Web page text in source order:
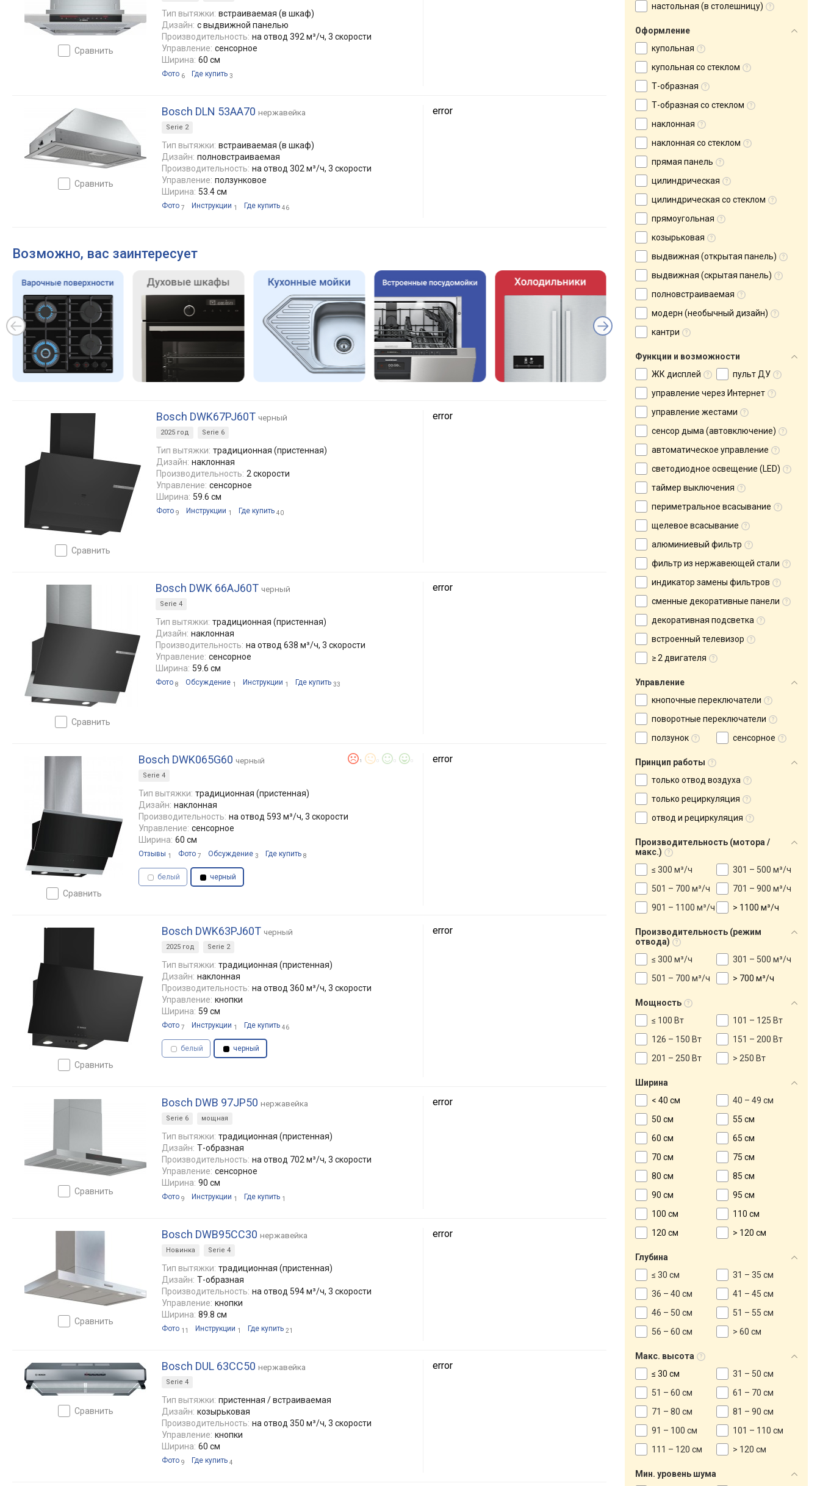
сравнить
Тип вытяжки: встраиваемая (в шкаф)
Дизайн: с выдвижной панелью
Производительность: на отвод 392 м³/ч, 3 скорости
Управление: сенсорное
Ширина: 60 см
Фото 6 Где купить 3
сравнить
Bosch DLN 53AA70 нержавейка
Serie 2
Тип вытяжки: встраиваемая (в шкаф)
Дизайн: полновстраиваемая
Производительность: на отвод 302 м³/ч, 3 скорости
Управление: ползунковое
Ширина: 53.4 см
Фото 7 Инструкции 1 Где купить 46
error
Возможно, вас заинтересует
сравнить
Bosch DWK67PJ60T черный
2025 год Serie 6
Тип вытяжки: традиционная (пристенная)
Дизайн: наклонная
Производительность: 2 скорости
Управление: сенсорное
Ширина: 59.6 см
Фото 9 Инструкции 1 Где купить 40
error
сравнить
Bosch DWK 66AJ60T черный
Serie 4
Тип вытяжки: традиционная (пристенная)
Дизайн: наклонная
Производительность: на отвод 638 м³/ч, 3 скорости
Управление: сенсорное
Ширина: 59.6 см
Фото 8 Обсуждение 1 Инструкции 1 Где купить 33
error
сравнить
Bosch DWK065G60 черный 1
Serie 4
Тип вытяжки: традиционная (пристенная)
Дизайн: наклонная
Производительность: на отвод 593 м³/ч, 3 скорости
Управление: сенсорное
Ширина: 60 см
Отзывы 1 Фото 7 Обсуждение 3 Где купить 8
белый черный
error
сравнить
Bosch DWK63PJ60T черный
2025 год Serie 2
Тип вытяжки: традиционная (пристенная)
Дизайн: наклонная
Производительность: на отвод 360 м³/ч, 3 скорости
Управление: кнопки
Ширина: 59 см
Фото 7 Инструкции 1 Где купить 46
белый черный
error
сравнить
Bosch DWB 97JP50 нержавейка
Serie 6 мощная
Тип вытяжки: традиционная (пристенная)
Дизайн: Т-образная
Производительность: на отвод 702 м³/ч, 3 скорости
Управление: сенсорное
Ширина: 90 см
Фото 9 Инструкции 1 Где купить 1
error
сравнить
Bosch DWB95CC30 нержавейка
Новинка Serie 4
Тип вытяжки: традиционная (пристенная)
Дизайн: Т-образная
Производительность: на отвод 594 м³/ч, 3 скорости
Управление: кнопки
Ширина: 89.8 см
Фото 11 Инструкции 1 Где купить 21
error
сравнить
Bosch DUL 63CC50 нержавейка
Serie 4
Тип вытяжки: пристенная / встраиваемая
Дизайн: козырьковая
Производительность: на отвод 350 м³/ч, 3 скорости
Управление: кнопки
Ширина: 60 см
Фото 9 Где купить 4
error
настольная (в столешницу)
Оформление
купольная
купольная со стеклом
Т-образная
Т-образная со стеклом
наклонная
наклонная со стеклом
прямая панель
цилиндрическая
цилиндрическая со стеклом
прямоугольная
козырьковая
выдвижная (открытая панель)
выдвижная (скрытая панель)
полновстраиваемая
модерн (необычный дизайн)
кантри
Функции и возможности
ЖК дисплей
пульт ДУ
управление через Интернет
управление жестами
сенсор дыма (автовключение)
автоматическое управление
светодиодное освещение (LED)
таймер выключения
периметральное всасывание
щелевое всасывание
алюминиевый фильтр
фильтр из нержавеющей стали
индикатор замены фильтров
сменные декоративные панели
декоративная подсветка
встроенный телевизор
≥ 2 двигателя
Управление
кнопочные переключатели
поворотные переключатели
ползунок
сенсорное
Принцип работы
только отвод воздуха
только рециркуляция
отвод и рециркуляция
Производительность (мотора /
макс.)
≤ 300 м³/ч
301 – 500 м³/ч
501 – 700 м³/ч
701 – 900 м³/ч
901 – 1100 м³/ч
> 1100 м³/ч
Производительность (режим
отвода)
≤ 300 м³/ч
301 – 500 м³/ч
501 – 700 м³/ч
> 700 м³/ч
Мощность
≤ 100 Вт
101 – 125 Вт
126 – 150 Вт
151 – 200 Вт
201 – 250 Вт
> 250 Вт
Ширина
< 40 см
40 – 49 см
50 см
55 см
60 см
65 см
70 см
75 см
80 см
85 см
90 см
95 см
100 см
110 см
120 см
> 120 см
Глубина
≤ 30 см
31 – 35 см
36 – 40 см
41 – 45 см
46 – 50 см
51 – 55 см
56 – 60 см
> 60 см
Макс. высота
≤ 30 см
31 – 50 см
51 – 60 см
61 – 70 см
71 – 80 см
81 – 90 см
91 – 100 см
101 – 110 см
111 – 120 см
> 120 см
Мин. уровень шума